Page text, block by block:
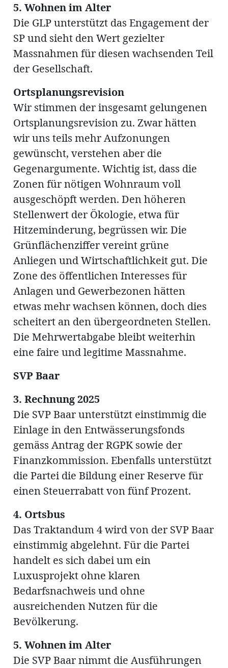
5. Wohnen im Alter
Die GLP unterstützt das Engagement der
SP und sieht den Wert gezielter
Massnahmen für diesen wachsenden Teil
der Gesellschaft.
Ortsplanungsrevision
Wir stimmen der insgesamt gelungenen
Ortsplanungsrevision zu. Zwar hätten
wir uns teils mehr Aufzonungen
gewünscht, verstehen aber die
Gegenargumente. Wichtig ist, dass die
Zonen für nötigen Wohnraum voll
ausgeschöpft werden. Den höheren
Stellenwert der Ökologie, etwa für
Hitzeminderung, begrüssen wir. Die
Grünflächenziffer vereint grüne
Anliegen und Wirtschaftlichkeit gut. Die
Zone des öffentlichen Interesses für
Anlagen und Gewerbezonen hätten
etwas mehr wachsen können, doch dies
scheitert an den übergeordneten Stellen.
Die Mehrwertabgabe bleibt weiterhin
eine faire und legitime Massnahme.
SVP Baar
3. Rechnung 2025
Die SVP Baar unterstützt einstimmig die
Einlage in den Entwässerungsfonds
gemäss Antrag der RGPK sowie der
Finanzkommission. Ebenfalls unterstützt
die Partei die Bildung einer Reserve für
einen Steuerrabatt von fünf Prozent.
4. Ortsbus
Das Traktandum 4 wird von der SVP Baar
einstimmig abgelehnt. Für die Partei
handelt es sich dabei um ein
Luxusprojekt ohne klaren
Bedarfsnachweis und ohne
ausreichenden Nutzen für die
Bevölkerung.
5. Wohnen im Alter
Die SVP Baar nimmt die Ausführungen